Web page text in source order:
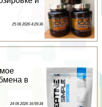
25 06 2026 4:29:36
в
24 06 2026 16:59:34